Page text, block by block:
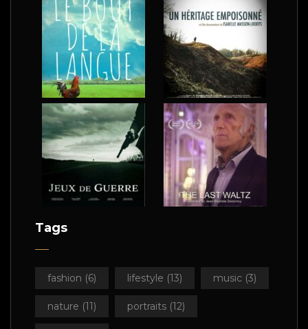
Tags
fashion (6) lifestyle (13) music (3)
nature (11) portraits (12)